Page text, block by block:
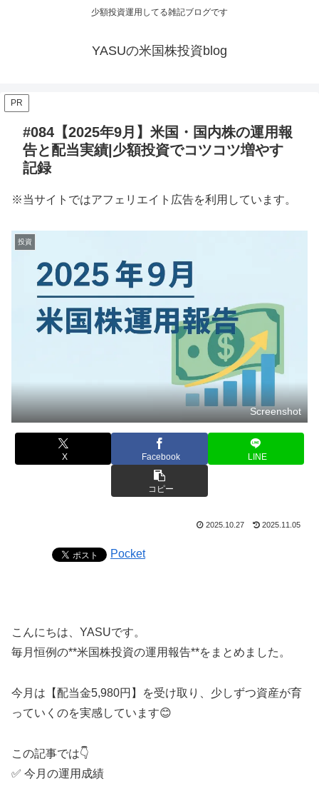
少額投資運用してる雑記ブログです
YASUの米国株投資blog
PR
#084【2025年9月】米国・国内株の運用報
告と配当実績|少額投資でコツコツ増やす
記録
※当サイトではアフェリエイト広告を利用しています。
投資
Screenshot
X Facebook LINE
コピー
2025.10.27 2025.11.05
Pocket
こんにちは、YASUです。
毎月恒例の**米国株投資の運用報告**をまとめました。
今月は【配当金5,980円】を受け取り、少しずつ資産が育
っていくのを実感しています😊
この記事では👇
✅ 今月の運用成績